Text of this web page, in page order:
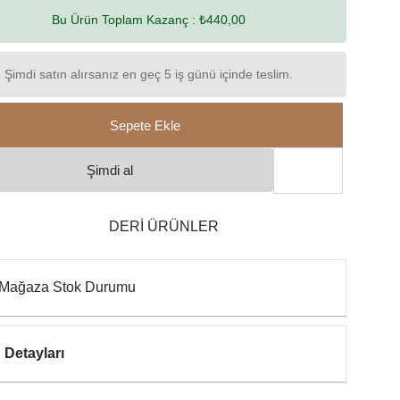
Bu Ürün Toplam Kazanç : ₺440,00
Şimdi satın alırsanız en geç 5 iş günü içinde teslim.
Sepete Ekle
Şimdi al
DERİ ÜRÜNLER
Stok Durumu